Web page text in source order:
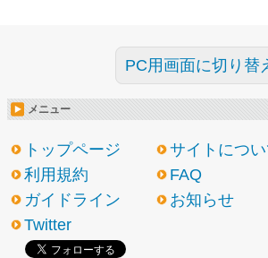
PC用画面に切り替
メニュー
トップページ
サイトについ
利用規約
FAQ
ガイドライン
お知らせ
Twitter